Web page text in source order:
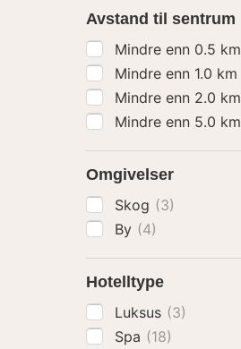
Avstand til sentrum
Mindre enn 0.5 km
Mindre enn 1.0 km
Mindre enn 2.0 km
Mindre enn 5.0 km
Omgivelser
Skog (3)
By (4)
Hotelltype
Luksus (3)
Spa (18)